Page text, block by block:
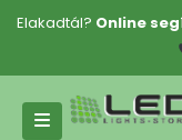
Elakadtál? Online